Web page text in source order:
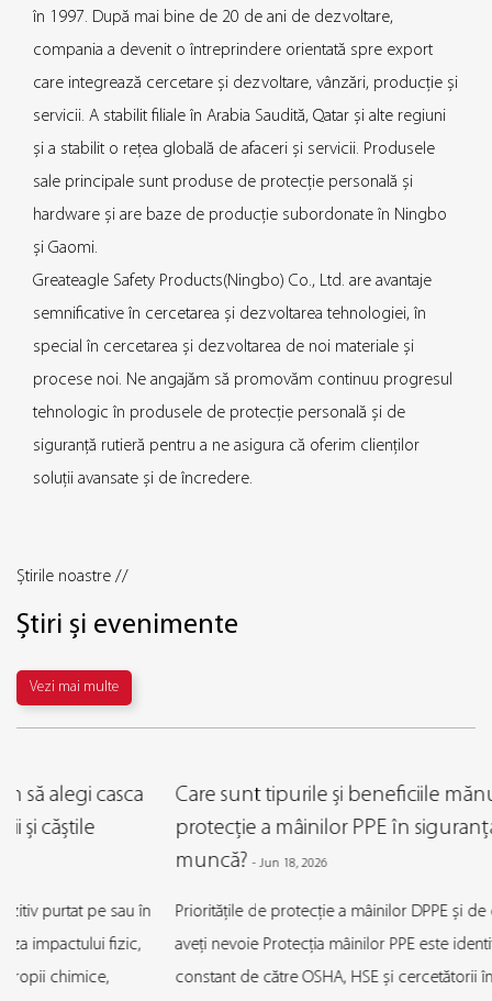
în 1997. După mai bine de 20 de ani de dezvoltare,
compania a devenit o întreprindere orientată spre export
care integrează cercetare și dezvoltare, vânzări, producție și
servicii. A stabilit filiale în Arabia Saudită, Qatar și alte regiuni
și a stabilit o rețea globală de afaceri și servicii. Produsele
sale principale sunt produse de protecție personală și
hardware și are baze de producție subordonate în Ningbo
și Gaomi.
Greateagle Safety Products(Ningbo) Co., Ltd. are avantaje
semnificative în cercetarea și dezvoltarea tehnologiei, în
special în cercetarea și dezvoltarea de noi materiale și
procese noi. Ne angajăm să promovăm continuu progresul
tehnologic în produsele de protecție personală și de
siguranță rutieră pentru a ne asigura că oferim clienților
soluții avansate și de încredere.
Știrile noastre //
Știri și evenimente
Vezi mai multe
Care sunt tipurile și beneficiile mănușilor de
protecție a mâinilor PPE în siguranța la locul de
Prioritățile de protecție a mâinilor DPPE și de ce tip de mănuși
aveți nevoie Protecția mâinilor PPE este identificat în mod
constant de către OSHA, HSE și cercetătorii în domeniul sănătății